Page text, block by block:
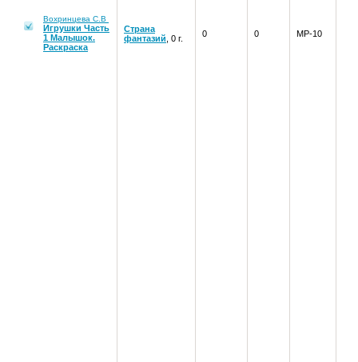
Вохринцева С.В
Игрушки Часть
1 Малышок.
Раскраска
Страна
фантазий , 0 г. 0 0 МР-10